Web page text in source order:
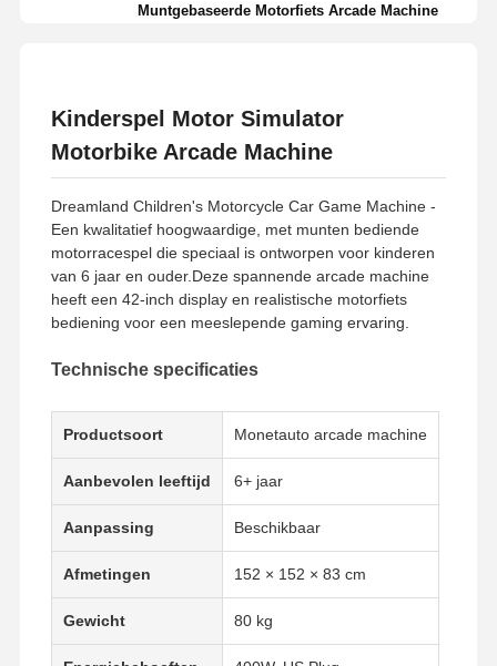
Muntgebaseerde Motorfiets Arcade Machine
Kinderspel Motor Simulator
Motorbike Arcade Machine
Dreamland Children's Motorcycle Car Game Machine -
Een kwalitatief hoogwaardige, met munten bediende
motorracespel die speciaal is ontworpen voor kinderen
van 6 jaar en ouder.Deze spannende arcade machine
heeft een 42-inch display en realistische motorfiets
bediening voor een meeslepende gaming ervaring.
Technische specificaties
Productsoort Monetauto arcade machine
Aanbevolen leeftijd 6+ jaar
Aanpassing Beschikbaar
Afmetingen 152 × 152 × 83 cm
Gewicht 80 kg